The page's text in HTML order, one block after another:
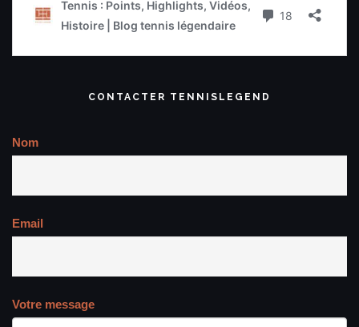
CONTACTER TENNISLEGEND
Nom
Email
Votre message